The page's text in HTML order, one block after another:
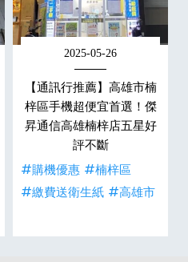
2025-05-26
【通訊行推薦】高雄市楠
梓區手機超便宜首選！傑
昇通信高雄楠梓店五星好
評不斷
#購機優惠 #楠梓區
#繳費送衛生紙 #高雄市